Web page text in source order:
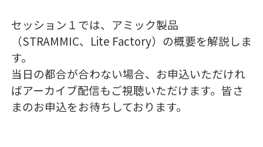
セッション１では、アミック製品
（STRAMMIC、Lite Factory）の概要を解説しま
す。
当日の都合が合わない場合、お申込いただけれ
ばアーカイブ配信もご視聴いただけます。皆さ
まのお申込をお待ちしております。